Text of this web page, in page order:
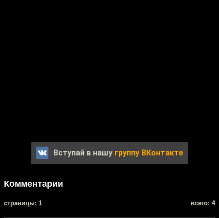
Вступай в нашу группу ВКонтакте
Комментарии
cтраницы: 1 всего: 4